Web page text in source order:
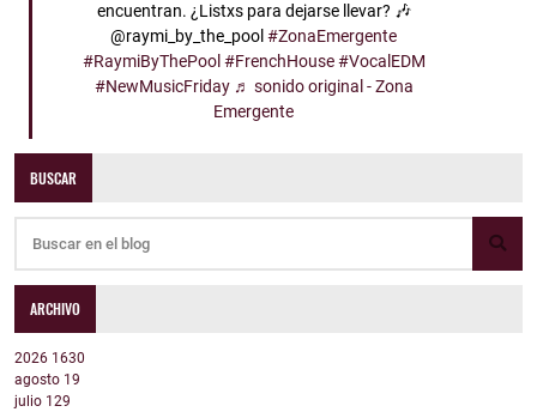
encuentran. ¿Listxs para dejarse llevar? 🎶
@raymi_by_the_pool#ZonaEmergente
#RaymiByThePool #FrenchHouse #VocalEDM
#NewMusicFriday ♬ sonido original - Zona
Emergente
BUSCAR
ARCHIVO
2026 1630
agosto 19
julio 129